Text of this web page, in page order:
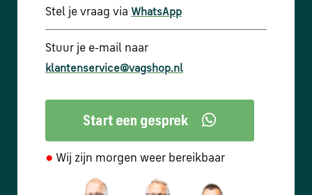
Stel je vraag via WhatsApp
Stuur je e-mail naar
klantenservice@vagshop.nl
● Wij zijn morgen weer bereikbaar